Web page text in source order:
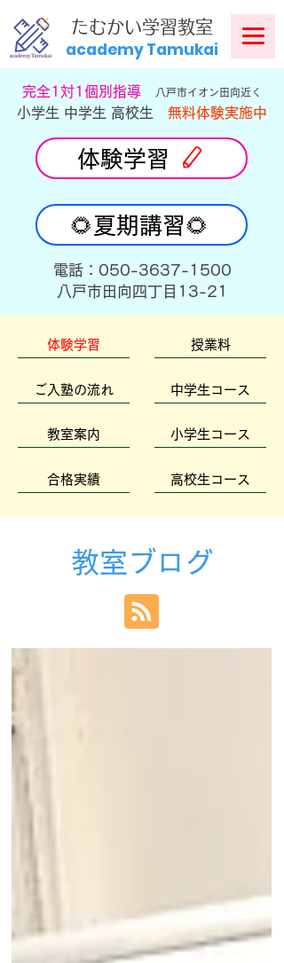
​たむかい学習教室
academy Tamukai
​完全1対1個別指導 八戸市イオン田向近く
小学生 中学生 高校生 無料体験実施中
体験学習
🌻夏期講習🌻
​電話：050-3637-1500
​八戸市田向四丁目13-21
体験学習
ご入塾の流れ
教室案内
合格実績
授業料
中学生コース
小学生コース
高校生コース
教室ブログ